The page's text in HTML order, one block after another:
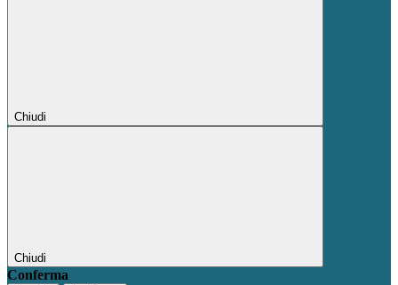
Chiudi
Chiudi
Conferma